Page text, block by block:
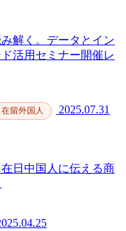
解く。データとイン
活用セミナー開催レ
在留外国人 2025.07.31
日中国人に伝える商